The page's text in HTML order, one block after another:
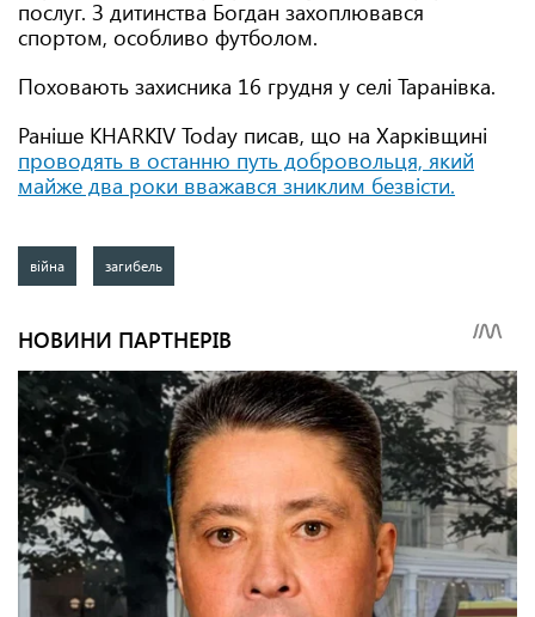
послуг. З дитинства Богдан захоплювався
спортом, особливо футболом.
Поховають захисника 16 грудня у селі Таранівка.
Раніше KHARKIV Today писав, що на Харківщині
проводять в останню путь добровольця, який
майже два роки вважався зниклим безвісти.
війна загибель